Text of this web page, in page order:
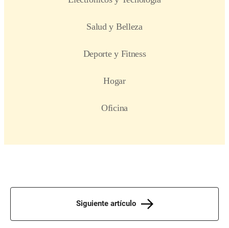
Siguiente artículo